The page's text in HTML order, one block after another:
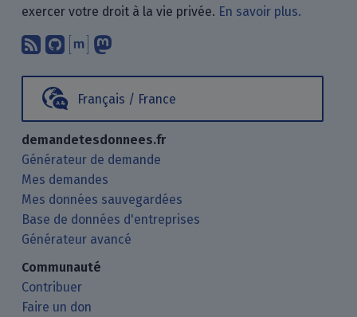
exercer votre droit à la vie privée. En savoir plus.
Abonnez-vous à notre blog en
Nous trouver sur GitHub.
Échanger avec nous via Matrix.
Français / France
demandetesdonnees.fr
Générateur de demande
Mes demandes
Mes données sauvegardées
Base de données d'entreprises
Générateur avancé
Communauté
Contribuer
Faire un don